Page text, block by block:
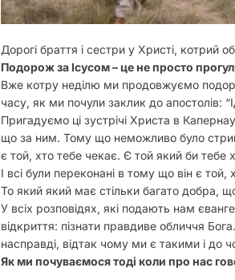
Дорогі браття і сестри у Христі, котрий
Подорож за Ісусом – це не просто
Вже котру неділю ми продовжуємо
часу, як ми почули заклик до апостолів:
Пригадуємо ці зустрічі Христа в
що за ним. Тому що неможливо було
є той, хто тебе чекає. Є той який би тебе
І всі були переконані в тому що він є
То який який має стільки багато добра,
У всіх розповідях, які подають нам
відкриття: пізнати правдиве обличчя
насправді, відтак чому ми є такими і до
Як ми почуваємося тоді коли про нас